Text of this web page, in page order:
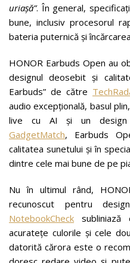
uriașă”. În general,
bune, inclusiv procesorul
bateria puternică și
HONOR Earbuds Open au
designul deosebit și
Earbuds” de către
audio excepțională, basul
live cu AI și un design
GadgetMatch, Earbuds
calitatea sunetului și în
dintre cele mai bune de pe
Nu în ultimul rând,
recunoscut pentru
NotebookCheck subliniază
acuratețe culorile și cele
datorită cărora este o